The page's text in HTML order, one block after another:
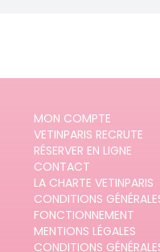
MON COMPTE
VETINPARIS RECRUTE
RÉSERVER EN LIGNE
CONTACT
LA CHARTE VETINPARIS
CONDITIONS
FONCTIONNEMENT
MENTIONS LÉGALES
CONDITIONS